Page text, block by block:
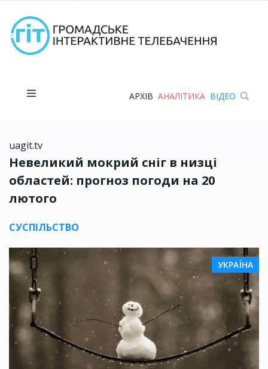
АРХІВ АНАЛІТИКА ВІДЕО
uagit.tv
Невеликий мокрий сніг в низці
областей: прогноз погоди на 20
лютого
СУСПІЛЬСТВО
УКРАЇНА